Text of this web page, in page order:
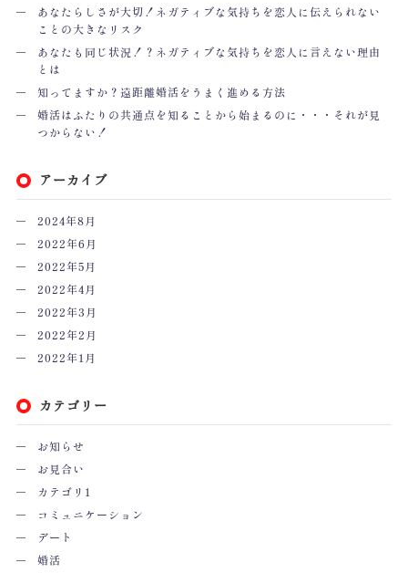
あなたらしさが大切！ネガティブな気持ちを恋人に伝えられない
ことの大きなリスク
あなたも同じ状況！？ネガティブな気持ちを恋人に言えない理由
とは
知ってますか？遠距離婚活をうまく進める方法
婚活はふたりの共通点を知ることから始まるのに・・・それが見
つからない！
アーカイブ
2024年8月
2022年6月
2022年5月
2022年4月
2022年3月
2022年2月
2022年1月
カテゴリー
お知らせ
お見合い
カテゴリ1
コミュニケーション
デート
婚活